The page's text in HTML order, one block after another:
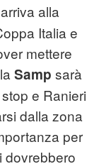
arriva alla
Italia e
mettere
Samp sarà
e Ranieri
dalla zona
per
dovrebbero